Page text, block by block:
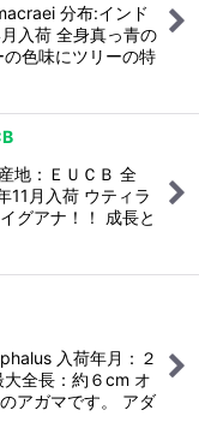
分布:インド
入荷 全身真っ青の
色味にツリーの特
地：ＥＵＣＢ 全
月入荷 ウティラ
グアナ！！ 成長と
入荷年月：２
全長：約６cm オ
アガマです。 アダ